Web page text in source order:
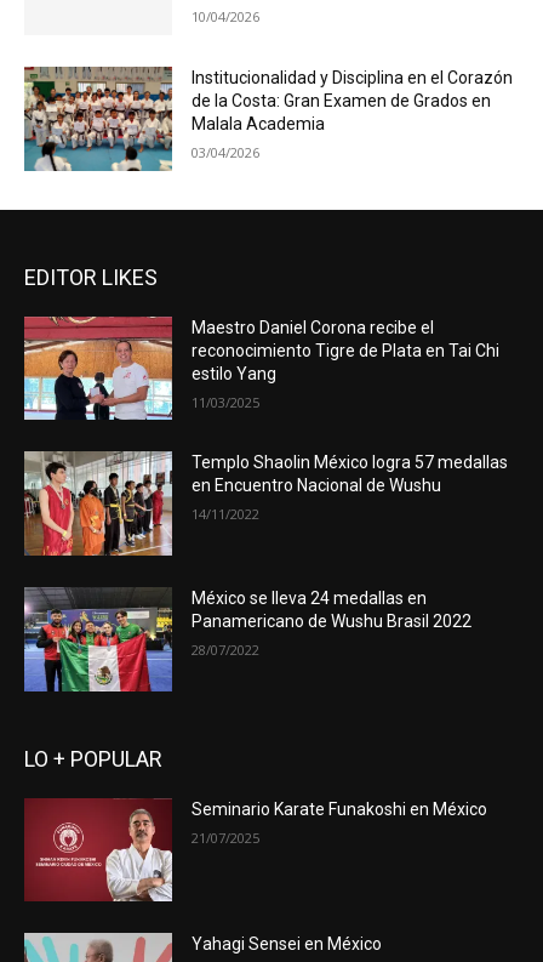
10/04/2026
Institucionalidad y Disciplina en el Corazón
de la Costa: Gran Examen de Grados en
Malala Academia
03/04/2026
EDITOR LIKES
Maestro Daniel Corona recibe el
reconocimiento Tigre de Plata en Tai Chi
estilo Yang
11/03/2025
Templo Shaolin México logra 57 medallas
en Encuentro Nacional de Wushu
14/11/2022
México se lleva 24 medallas en
Panamericano de Wushu Brasil 2022
28/07/2022
LO + POPULAR
Seminario Karate Funakoshi en México
21/07/2025
Yahagi Sensei en México